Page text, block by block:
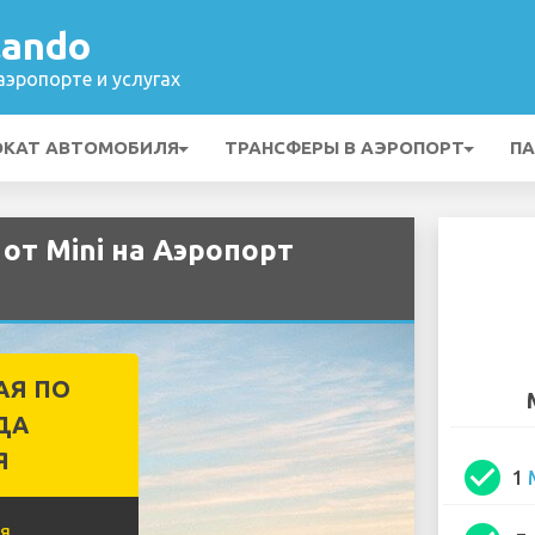
и услугах
АВТОМОБИЛЯ ТРАНСФЕРЫ В АЭРОПОРТ
Mini на Аэропорт
ПО
check_circle 1